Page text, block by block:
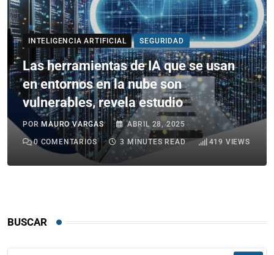
INTELIGENCIA ARTIFICIAL SEGURIDAD
Las herramientas de IA que se usan
en entornos en la nube son
vulnerables, revela estudio
POR MAURO VARGAS ABRIL 28, 2025
0 COMENTARIOS 3 MINUTES READ 419 VIEWS
BUSCAR